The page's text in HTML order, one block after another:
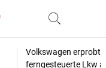
Volkswagen erprobt
ferngesteuerte Lkw